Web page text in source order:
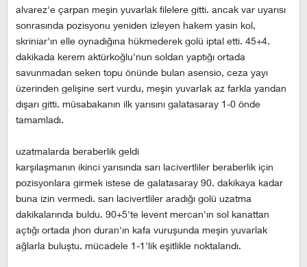
alvarez'e çarpan meşin yuvarlak filelere gitti. ancak var uyarısı
sonrasında pozisyonu yeniden izleyen hakem yasin kol,
skriniar'ın elle oynadığına hükmederek golü iptal etti. 45+4.
dakikada kerem aktürkoğlu'nun soldan yaptığı ortada
savunmadan seken topu önünde bulan asensio, ceza yayı
üzerinden gelişine sert vurdu, meşin yuvarlak az farkla yandan
dışarı gitti. müsabakanın ilk yarısını galatasaray 1-0 önde
tamamladı.
uzatmalarda beraberli̇k geldi̇
karşılaşmanın ikinci yarısında sarı lacivertliler beraberlik için
pozisyonlara girmek istese de galatasaray 90. dakikaya kadar
buna izin vermedi. sarı lacivertliler aradığı golü uzatma
dakikalarında buldu. 90+5'te levent mercan'ın sol kanattan
açtığı ortada jhon duran'ın kafa vuruşunda meşin yuvarlak
ağlarla buluştu. mücadele 1-1'lik eşitlikle noktalandı.